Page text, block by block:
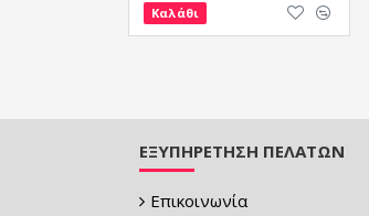
Καλάθι
ΕΞΥΠΗΡΈΤΗΣΗ ΠΕΛΑΤΏΝ
Επικοινωνία